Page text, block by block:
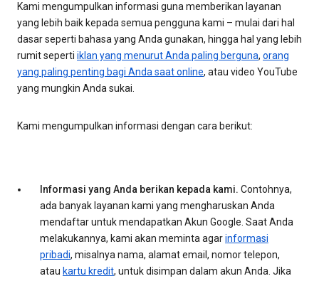
Kami mengumpulkan informasi guna memberikan layanan
yang lebih baik kepada semua pengguna kami – mulai dari hal
dasar seperti bahasa yang Anda gunakan, hingga hal yang lebih
rumit seperti iklan yang menurut Anda paling berguna, orang
yang paling penting bagi Anda saat online, atau video YouTube
yang mungkin Anda sukai.
Kami mengumpulkan informasi dengan cara berikut:
Informasi yang Anda berikan kepada kami. Contohnya,
ada banyak layanan kami yang mengharuskan Anda
mendaftar untuk mendapatkan Akun Google. Saat Anda
melakukannya, kami akan meminta agarinformasi
pribadi, misalnya nama, alamat email, nomor telepon,
atau kartu kredit, untuk disimpan dalam akun Anda. Jika